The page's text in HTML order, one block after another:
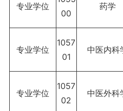
专业学位
00
药学
专业学位
1057
01
中医内科
专业学位
1057
02
中医外科